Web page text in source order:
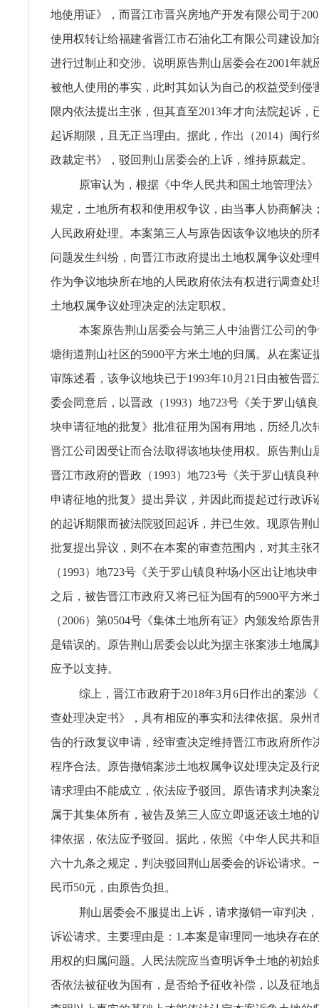
地使用证》，而晋江市晋兴房地产开发有限公司于
使用权转让给福建省晋江市石油化工有限公司建设加
进行过制止和交涉。说明原告荆山居委会在2001年就
被他人使用的事实，此时其如认为自己的权益受到侵
限内依法提出主张，但其直至2013年才向法院起诉，
起诉期限，且无正当理由。据此，作出（2014）闽行
政裁定书》，驳回荆山居委会的上诉，维持原裁定。
原审认为，根据《中华人民共和国土地管理法
规定，土地所有权和使用权争议，由当事人协商解决
人民政府处理。本案第三人与原告因该争议地块的所
问题发生纠纷，向晋江市政府提出土地权属争议处理
作为争议地块所在地的人民政府依法有权进行调查处
土地权属争议处理决定的法定职权。
本案原告荆山居委会与第三人中油晋江公司的
塘街道荆山社区的5900平方米土地的归属。从在案证
审陈述看，该争议地块已于1993年10月21日由被告晋
委会同意后，以晋政（1993）地723号《关于罗山镇
块申请征地的批复》批准征用为国有用地，历经几次
晋江公司因受让而合法取得该地块使用权。原告荆山
晋江市政府的晋政（1993）地723号《关于罗山镇良
申请征地的批复》提出异议，并因此而提起过行政诉
的起诉期限而被法院驳回起诉，并已生效。现原告荆
批复提出异议，则不在本案的审查范围内，对其主张
（1993）地723号《关于罗山镇良种场小区出让地块
之后，被告晋江市政府又将已征为国有的5900平方米
（2006）第0504号《集体土地所有证》内颁发给原
是错误的。原告荆山居委会以此为据主张案涉土地属
应予以支持。
综上，晋江市政府于2018年3月6日作出的案涉
查处理决定书》，具有相应的事实和法律依据。泉州
告的行政复议申请，经审查决定维持晋江市政府所作
程序合法。原告撤销案涉土地权属争议处理决定及行
请求理由不能成立，依法应予驳回。原告请求判决案
属于其集体所有，被告及第三人应立即返还该土地的
律依据，依法应予驳回。据此，依照《中华人民共和
六十九条之规定，判决驳回荆山居委会的诉讼请求。
民币50元，由原告负担。
荆山居委会不服提出上诉，请求撤销一审判决
诉讼请求。主要理由是：1.本案是审理同一地块存在
用权的归属问题。人民法院应当查明诉争土地的初始
否依法被征收为国有，是否给予征收补偿，以及征地